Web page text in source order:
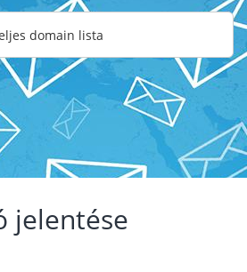
domain lista
jelentése